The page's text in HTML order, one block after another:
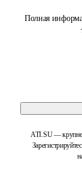
Полная
ATI.SU —